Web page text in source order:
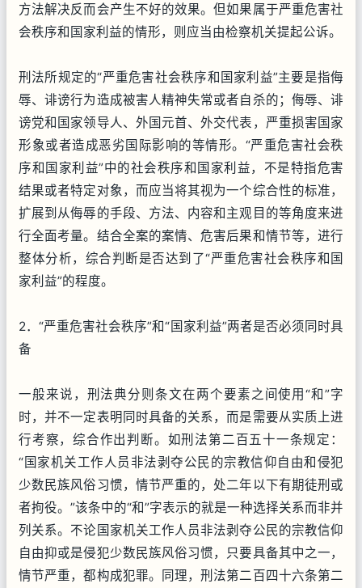
方法解决反而会产生不好的效果。但如果属于严重危害社
会秩序和国家利益的情形，则应当由检察机关提起公诉。
刑法所规定的“严重危害社会秩序和国家利益”主要是指侮
辱、诽谤行为造成被害人精神失常或者自杀的；侮辱、诽
谤党和国家领导人、外国元首、外交代表，严重损害国家
形象或者造成恶劣国际影响的等情形。“严重危害社会秩
序和国家利益”中的社会秩序和国家利益，不是特指危害
结果或者特定对象，而应当将其视为一个综合性的标准，
扩展到从侮辱的手段、方法、内容和主观目的等角度来进
行全面考量。结合全案的案情、危害后果和情节等，进行
整体分析，综合判断是否达到了“严重危害社会秩序和国
家利益”的程度。
2．“严重危害社会秩序”和“国家利益”两者是否必须同时具
备
一般来说，刑法典分则条文在两个要素之间使用“和”字
时，并不一定表明同时具备的关系，而是需要从实质上进
行考察，综合作出判断。如刑法第二百五十一条规定：
“国家机关工作人员非法剥夺公民的宗教信仰自由和侵犯
少数民族风俗习惯，情节严重的，处二年以下有期徒刑或
者拘役。”该条中的“和”字表示的就是一种选择关系而非并
列关系。不论国家机关工作人员非法剥夺公民的宗教信仰
自由抑或是侵犯少数民族风俗习惯，只要具备其中之一，
情节严重，都构成犯罪。同理，刑法第二百四十六条第二